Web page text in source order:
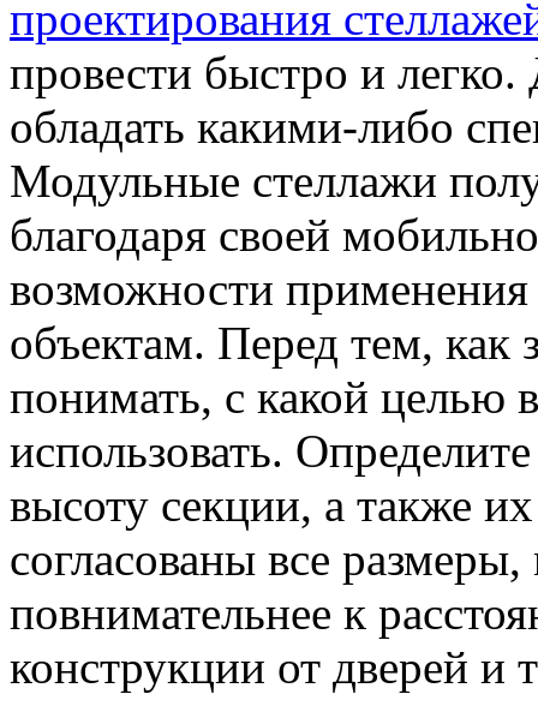
проектирования
провести быстро и легко.
обладать какими-либо
Модульные стеллажи
благодаря своей
возможности применения
объектам. Перед тем, как
понимать, с какой целью
использовать.
высоту секции, а также
согласованы все
повнимательнее к
конструкции от дверей и